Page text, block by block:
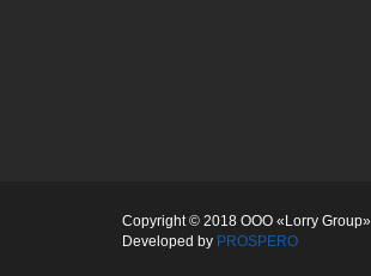
Copyright © 2018 ООО «Lorry
Developed by PROSPERO